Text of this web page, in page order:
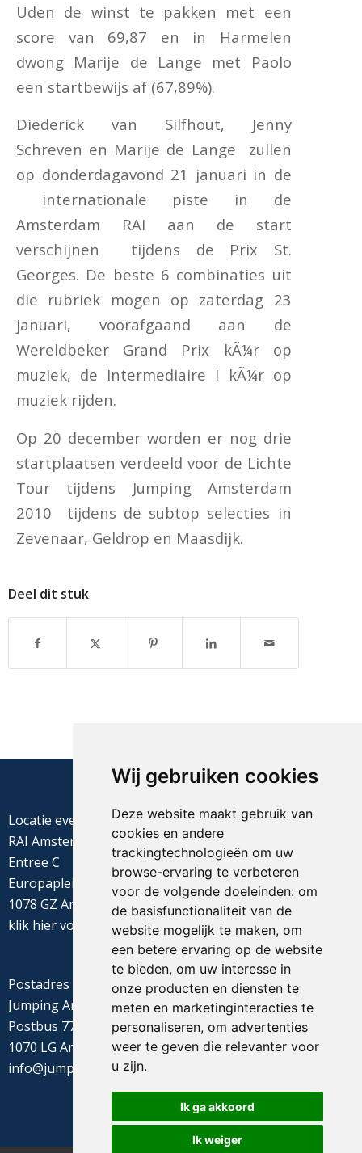
Wij gebruiken cookies
Deze website maakt gebruik van
cookies en andere
trackingtechnologieën om uw
browse-ervaring te verbeteren
voor de volgende doeleinden: om
de basisfunctionaliteit van de
website mogelijk te maken, om
een betere ervaring op de website
te bieden, om uw interesse in
onze producten en diensten te
meten en marketinginteracties te
personaliseren, om advertenties
weer te geven die relevanter voor
u zijn.
Ik ga akkoord
Ik weiger
Uden de winst te pakken met een
score van 69,87 en in Harmelen
dwong Marije de Lange met Paolo
een startbewijs af (67,89%).
Diederick van Silfhout, Jenny
Schreven en Marije de Lange zullen
op donderdagavond 21 januari in de
internationale piste in de
Amsterdam RAI aan de start
verschijnen tijdens de Prix St.
Georges. De beste 6 combinaties uit
die rubriek mogen op zaterdag 23
januari, voorafgaand aan de
Wereldbeker Grand Prix kÃ¼r op
muziek, de Intermediaire I kÃ¼r op
muziek rijden.
Op 20 december worden er nog drie
startplaatsen verdeeld voor de Lichte
Tour tijdens Jumping Amsterdam
2010 tijdens de subtop selecties in
Zevenaar, Geldrop en Maasdijk.
Deel dit stuk
Locatie evenement
RAI Amsterdam
Entree C
Europaplein 22
1078 GZ Amsterdam
klik hiervoor de routebeschrijving
Postadres
Jumping Amsterdam
Postbus 77655
1070 LG Amsterdam
info@jumpingamsterdam.nl